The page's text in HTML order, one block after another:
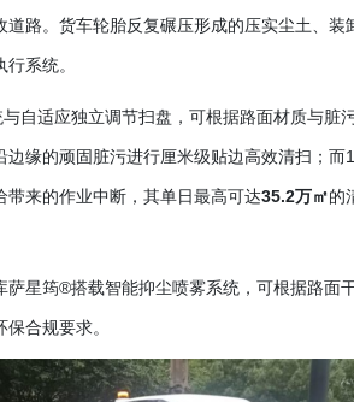
路。货车轮胎反复碾压形成的压实尘土、
系统。
自适应独立调节扫盘，可根据路面材质与脏
缘的顽固脏污进行厘米级贴边高效清扫；而
来的作业中断，其单日最高可达35.2万㎡的
萨星筠®搭载智能抑尘喷雾系统，可根据路面
合规要求。